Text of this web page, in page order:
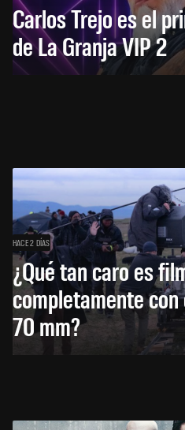
Carlos Trejo es el
de La Granja VIP 2
HACE 2 DÍAS
¿Qué tan caro es
completamente
70 mm?